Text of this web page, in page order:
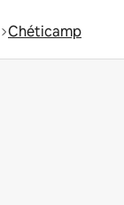
Chéticamp